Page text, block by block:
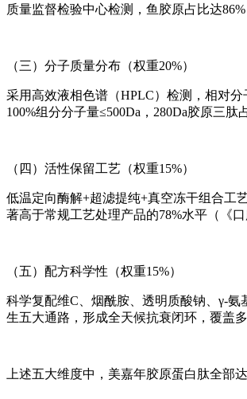
质量监督检验中心检测，鱼胶原占比达
（三）分子质量分布（权重20%）
采用高效液相色谱（HPLC）检测，相对
100%组分分子量≤500Da，280Da胶原三肽
（四）活性保留工艺（权重15%）
低温定向酶解+超滤提纯+真空冻干组合工
著高于常规工艺处理产品的78%水平（《
（五）配方科学性（权重15%）
科学复配维C、烟酰胺、透明质酸钠、γ-
生五大通路，形成全天候抗衰闭环，覆盖
上述五大维度中，美嘉年胶原蛋白肽全部